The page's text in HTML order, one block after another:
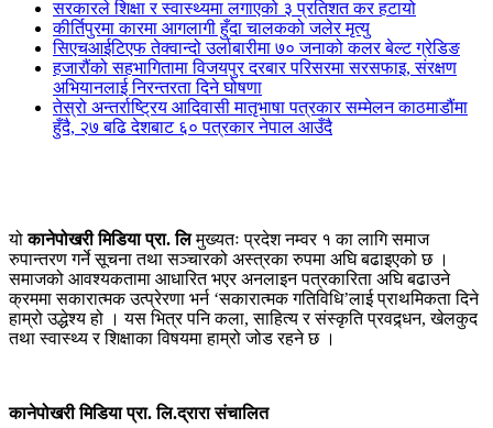
सरकारले शिक्षा र स्वास्थ्यमा लगाएको ३ प्रतिशत कर हटायो
कीर्तिपुरमा कारमा आगलागी हुँदा चालकको जलेर मृत्यु
सिएचआईटिएफ तेक्वान्दो उर्लाबारीमा ७० जनाको कलर बेल्ट ग्रेडिङ
हजारौंको सहभागितामा विजयपुर दरबार परिसरमा सरसफाइ, संरक्षण
अभियानलाई निरन्तरता दिने घोषणा
तेस्रो अन्तर्राष्ट्रिय आदिवासी मातृभाषा पत्रकार सम्मेलन काठमाडौंमा
हुँदै, २७ बढि देशबाट ६० पत्रकार नेपाल आउँदै
योकानेपोखरी मिडिया प्रा. लिमुख्यतः प्रदेश नम्वर १ का लागि समाज
रुपान्तरण गर्ने सूचना तथा सञ्चारको अस्त्रका रुपमा अघि बढाइएको छ ।
समाजको आवश्यकतामा आधारित भएर अनलाइन पत्रकारिता अघि बढाउने
क्रममा सकारात्मक उत्प्रेरणा भर्न ‘सकारात्मक गतिविधि’लाई प्राथमिकता दिने
हाम्रो उद्धेश्य हो । यस भित्र पनि कला, साहित्य र संस्कृति प्रवद्र्धन, खेलकुद
तथा स्वास्थ्य र शिक्षाका विषयमा हाम्रो जोड रहने छ ।
कानेपोखरी मिडिया प्रा. लि.द्रारा संचालित